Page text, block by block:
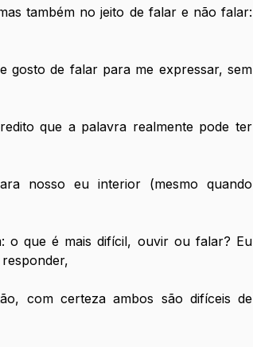
também no jeito de falar e não falar:
gosto de falar para me expressar, sem
que a palavra realmente pode ter
nosso eu interior (mesmo quando
o que é mais difícil, ouvir ou falar? Eu
com certeza ambos são difíceis de